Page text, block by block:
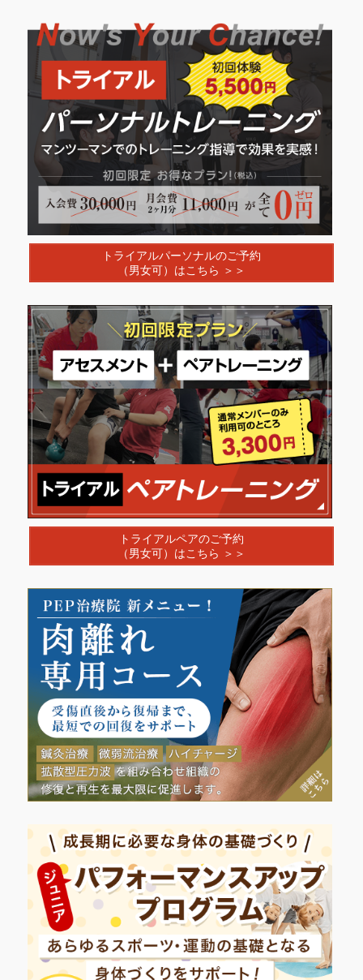
トライアルパーソナルのご予約
（男女可）はこちら ＞＞
トライアルペアのご予約
（男女可）はこちら ＞＞